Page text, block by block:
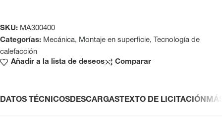
SKU: MA300400
Categorías: Mecánica, Montaje en superficie, Tecnología de
calefacción
Añadir a la lista de deseos
Comparar
DATOS TÉCNICOSDESCARGASTEXTO DE LICITACIÓN